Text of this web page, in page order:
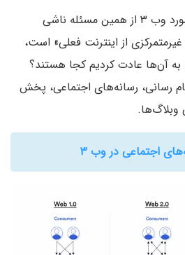
بسیاری از سردرگمی‌ها در مورد وب ۳ از همین مسئله ناشی
وب ۳ «نسخه غیرمتمرکزی از اینترنت فعلی» است،
آن‌ها عادت کردیم کجا هستند؟
رسانی، رسانه‌های اجتماعی، پخش
وبلاگ‌ها.
اجتماعی در وب ۳